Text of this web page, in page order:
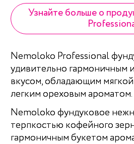
Узнайте больше о
Nemoloko Professional
удивительно гармоничным
вкусом, обладающим
легким ореховым ароматом.
Nemoloko фундуковое
терпкостью кофейного
гармоничным букетом